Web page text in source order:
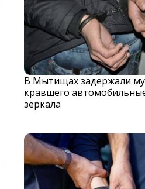
В Мытищах задержали
кравшего
зеркала